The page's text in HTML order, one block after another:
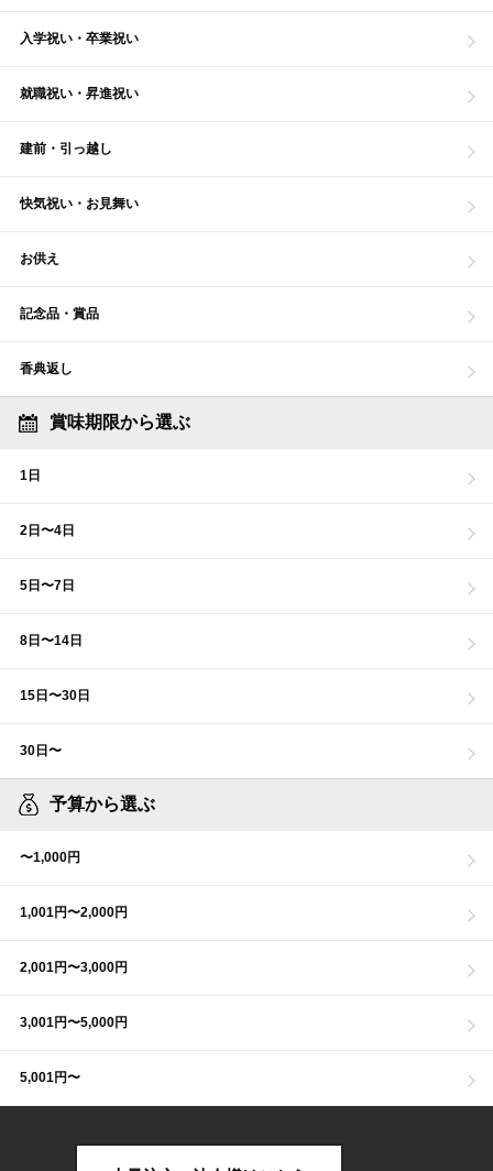
入学祝い・卒業祝い
就職祝い・昇進祝い
建前・引っ越し
快気祝い・お見舞い
お供え
記念品・賞品
香典返し
賞味期限から選ぶ
1日
2日〜4日
5日〜7日
8日〜14日
15日〜30日
30日〜
予算から選ぶ
〜1,000円
1,001円〜2,000円
2,001円〜3,000円
3,001円〜5,000円
5,001円〜